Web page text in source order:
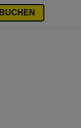
BUCHEN